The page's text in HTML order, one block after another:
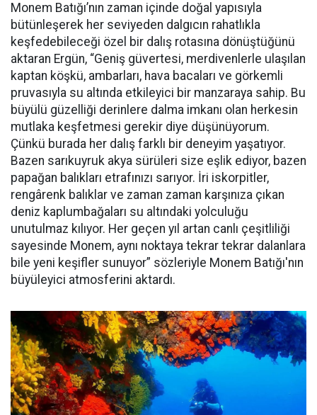
Monem Batığı’nın zaman içinde doğal yapısıyla
bütünleşerek her seviyeden dalgıcın rahatlıkla
keşfedebileceği özel bir dalış rotasına dönüştüğünü
aktaran Ergün, “Geniş güvertesi, merdivenlerle ulaşılan
kaptan köşkü, ambarları, hava bacaları ve görkemli
pruvasıyla su altında etkileyici bir manzaraya sahip. Bu
büyülü güzelliği derinlere dalma imkanı olan herkesin
mutlaka keşfetmesi gerekir diye düşünüyorum.
Çünkü burada her dalış farklı bir deneyim yaşatıyor.
Bazen sarıkuyruk akya sürüleri size eşlik ediyor, bazen
papağan balıkları etrafınızı sarıyor. İri iskorpitler,
rengârenk balıklar ve zaman zaman karşınıza çıkan
deniz kaplumbağaları su altındaki yolculuğu
unutulmaz kılıyor. Her geçen yıl artan canlı çeşitliliği
sayesinde Monem, aynı noktaya tekrar tekrar dalanlara
bile yeni keşifler sunuyor” sözleriyle Monem Batığı'nın
büyüleyici atmosferini aktardı.